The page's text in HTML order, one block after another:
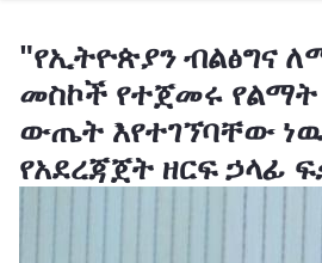
"የኢትዮጵያን ብልፅግና
መስኮች የተጀመሩ
ውጤት እየተገኘባቸው
የአደረጃጀት ዘርፍ ኃላፊ